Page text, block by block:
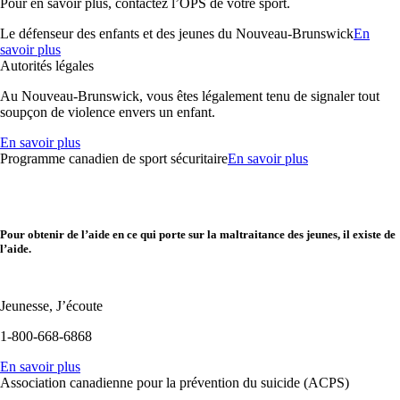
Pour en savoir plus, contactez l’OPS de votre sport.
Le défenseur des enfants et des jeunes du Nouveau-BrunswickEn
savoir plus
Autorités légales
Au Nouveau-Brunswick, vous êtes légalement tenu de signaler tout
soupçon de violence envers un enfant.
En savoir plus
Programme canadien de sport sécuritaireEn savoir plus
Pour obtenir de l’aide en ce qui porte sur la maltraitance des jeunes, il existe de
l’aide.
Jeunesse, J’écoute
1-800-668-6868
En savoir plus
Association canadienne pour la prévention du suicide (ACPS)